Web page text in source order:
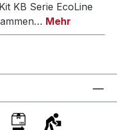
KB Serie EcoLine
Mehr